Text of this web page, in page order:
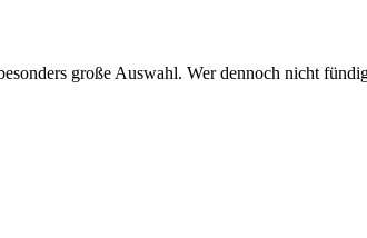
große Auswahl. Wer dennoch nicht